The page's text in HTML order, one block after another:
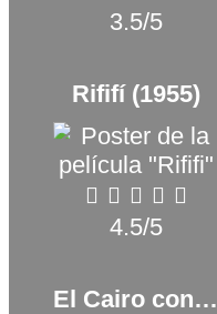
3.5/5
Rififí (1955)
4.5/5
El Cairo confidencial (2017)